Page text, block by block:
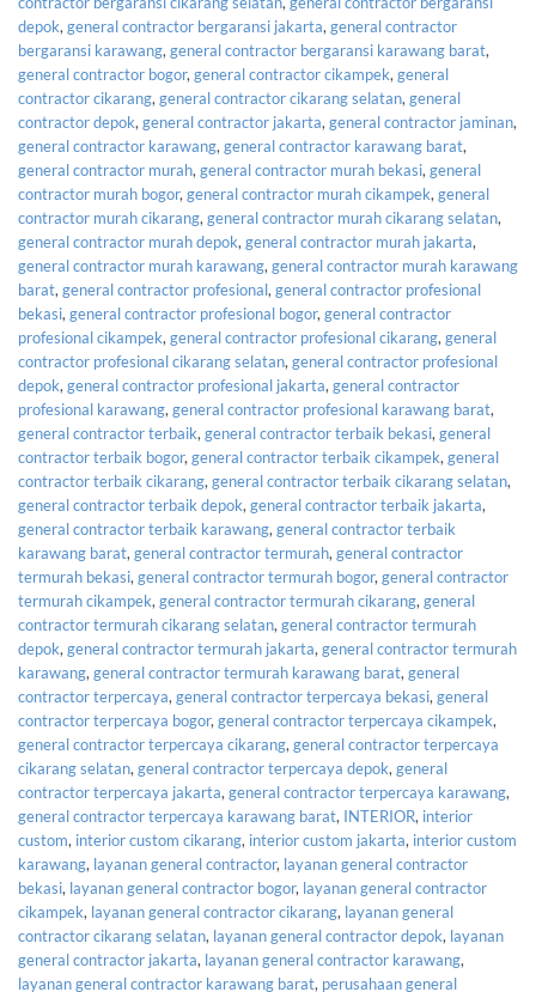
depok, general contractor bergaransi jakarta, general contractor
bergaransi karawang, general contractor bergaransi karawang barat,
general contractor bogor, general contractor cikampek, general
contractor cikarang, general contractor cikarang selatan, general
contractor depok, general contractor jakarta, general contractor jaminan,
general contractor karawang, general contractor karawang barat,
general contractor murah, general contractor murah bekasi, general
contractor murah bogor, general contractor murah cikampek, general
contractor murah cikarang, general contractor murah cikarang selatan,
general contractor murah depok, general contractor murah jakarta,
general contractor murah karawang, general contractor murah karawang
barat, general contractor profesional, general contractor profesional
bekasi, general contractor profesional bogor, general contractor
profesional cikampek, general contractor profesional cikarang, general
contractor profesional cikarang selatan, general contractor profesional
depok, general contractor profesional jakarta, general contractor
profesional karawang, general contractor profesional karawang barat,
general contractor terbaik, general contractor terbaik bekasi, general
contractor terbaik bogor, general contractor terbaik cikampek, general
contractor terbaik cikarang, general contractor terbaik cikarang selatan,
general contractor terbaik depok, general contractor terbaik jakarta,
general contractor terbaik karawang, general contractor terbaik
karawang barat, general contractor termurah, general contractor
termurah bekasi, general contractor termurah bogor, general contractor
termurah cikampek, general contractor termurah cikarang, general
contractor termurah cikarang selatan, general contractor termurah
depok, general contractor termurah jakarta, general contractor termurah
karawang, general contractor termurah karawang barat, general
contractor terpercaya, general contractor terpercaya bekasi, general
contractor terpercaya bogor, general contractor terpercaya cikampek,
general contractor terpercaya cikarang, general contractor terpercaya
cikarang selatan, general contractor terpercaya depok, general
contractor terpercaya jakarta, general contractor terpercaya karawang,
general contractor terpercaya karawang barat, INTERIOR, interior
custom, interior custom cikarang, interior custom jakarta, interior custom
karawang, layanan general contractor, layanan general contractor
bekasi, layanan general contractor bogor, layanan general contractor
cikampek, layanan general contractor cikarang, layanan general
contractor cikarang selatan, layanan general contractor depok, layanan
general contractor jakarta, layanan general contractor karawang,
layanan general contractor karawang barat, perusahaan general